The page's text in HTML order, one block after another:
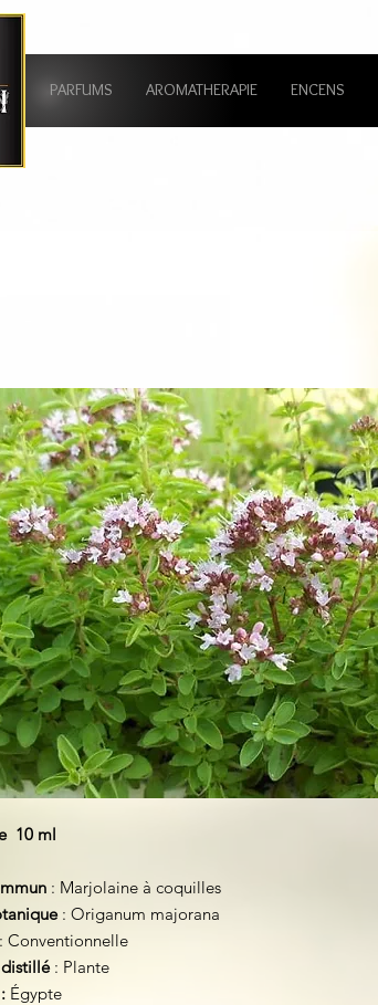
PARFUMS AROMATHERAPIE ENCENS
10 ml
: Marjolaine à coquilles
: Origanum majorana
: Conventionnelle
: Plante
Égypte